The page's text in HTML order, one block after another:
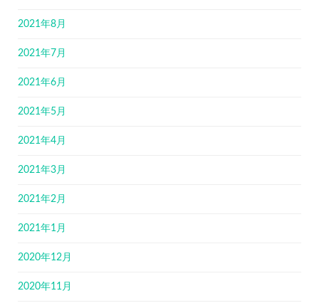
2021年8月
2021年7月
2021年6月
2021年5月
2021年4月
2021年3月
2021年2月
2021年1月
2020年12月
2020年11月